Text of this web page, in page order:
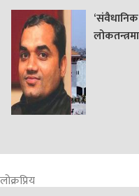
लोक्रप्रिय